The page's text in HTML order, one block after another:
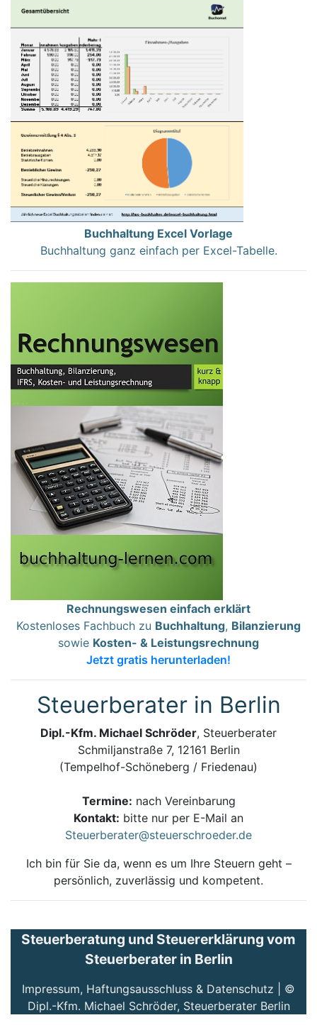
Buchhaltung Excel Vorlage
Buchhaltung ganz einfach per Excel-Tabelle.
Rechnungswesen einfach erklärt
Kostenloses Fachbuch zu Buchhaltung, Bilanzierung
sowie Kosten- & Leistungsrechnung
Jetzt gratis herunterladen!
Steuerberater in Berlin
Dipl.-Kfm. Michael Schröder, Steuerberater
Schmiljanstraße 7, 12161 Berlin
(Tempelhof-Schöneberg / Friedenau)
Termine: nach Vereinbarung
Kontakt: bitte nur per E-Mail an
Steuerberater@steuerschroeder.de
Ich bin für Sie da, wenn es um Ihre Steuern geht –
persönlich, zuverlässig und kompetent.
Steuerberatung und Steuererklärung vom
Steuerberater in Berlin
Impressum, Haftungsausschluss & Datenschutz | ©
Dipl.-Kfm. Michael Schröder, Steuerberater Berlin